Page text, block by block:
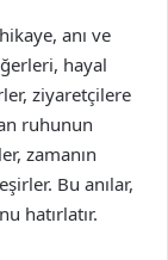
anı ve
hayal
ziyaretçilere
ruhunun
zamanın
Bu anılar,
hatırlatır.